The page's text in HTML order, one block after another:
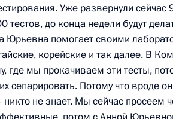
Денисом
Москва, Кремль
лауреатах премий Президента
и за произведения для детей и
Уже развернули
тестов, до конца недели будут
Юрьевна помогает своими
корейские и так далее. В
где мы прокачиваем эти тесты,
сепарировать. Потому что вроде
не знает. Мы сейчас просеем